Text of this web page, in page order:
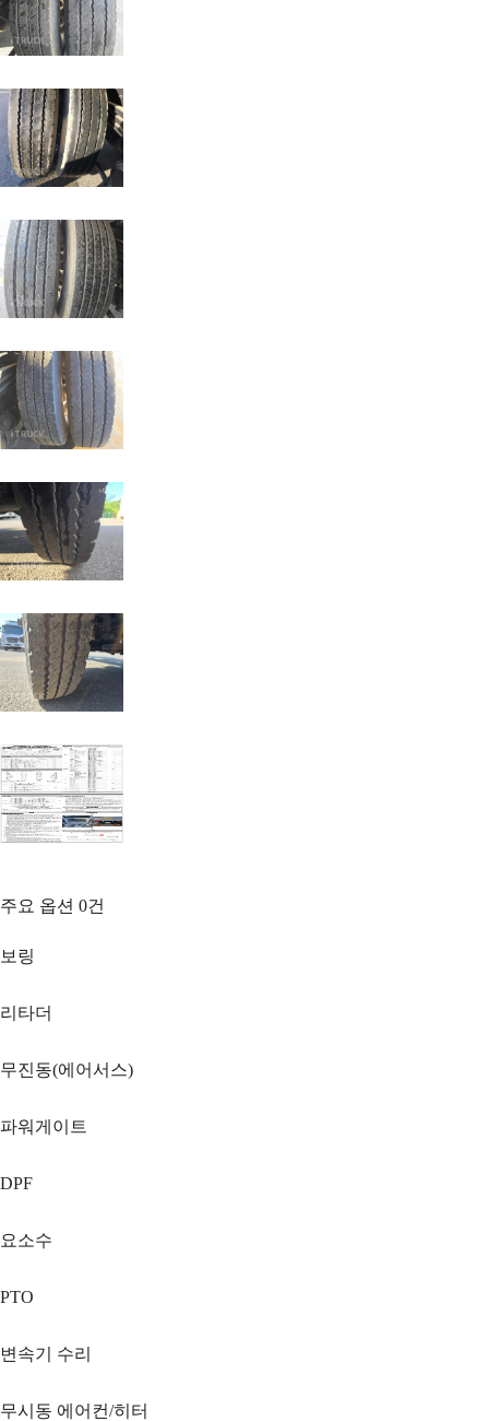
주요 옵션 0건
보링
리타더
무진동(에어서스)
파워게이트
DPF
요소수
PTO
변속기 수리
무시동 에어컨/히터